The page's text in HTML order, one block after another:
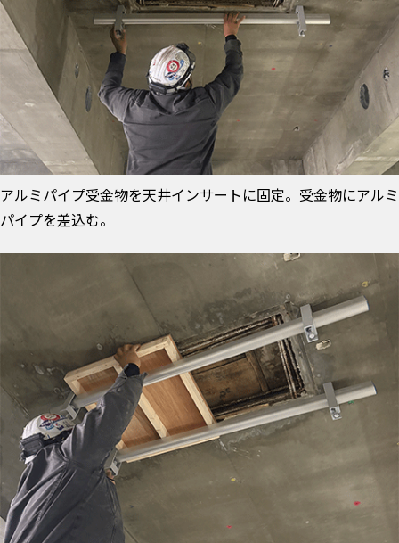
アルミパイプ受金物を天井インサートに固定。受金物にアルミ
パイプを差込む。